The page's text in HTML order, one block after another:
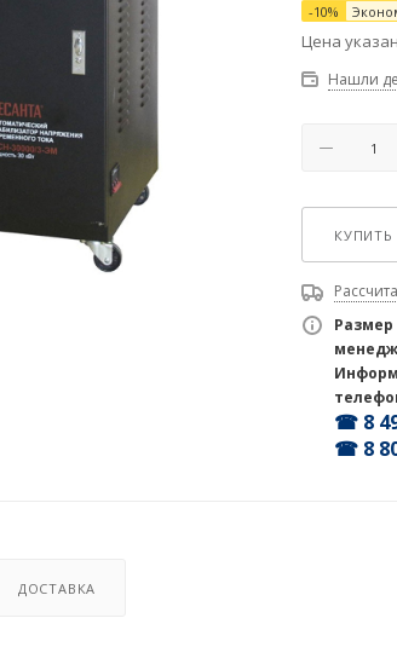
-10%
Цена
Нашли
КУПИТЬ
☎ 8
☎ 8
ДОСТАВКА